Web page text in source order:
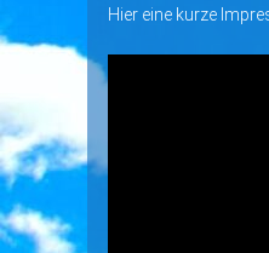
Hier eine kurze